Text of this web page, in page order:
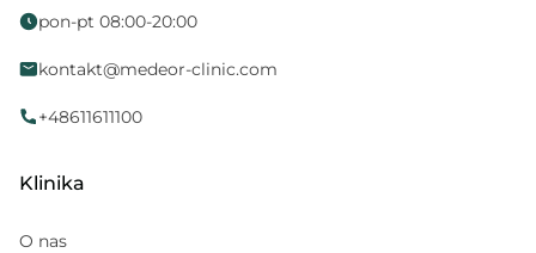
Ortopeda
Położna
Neurologopeda
Medycyna sportowa
pon-pt 08:00-20:00
kontakt@medeor-clinic.com
+48611611100
Klinika
O nas